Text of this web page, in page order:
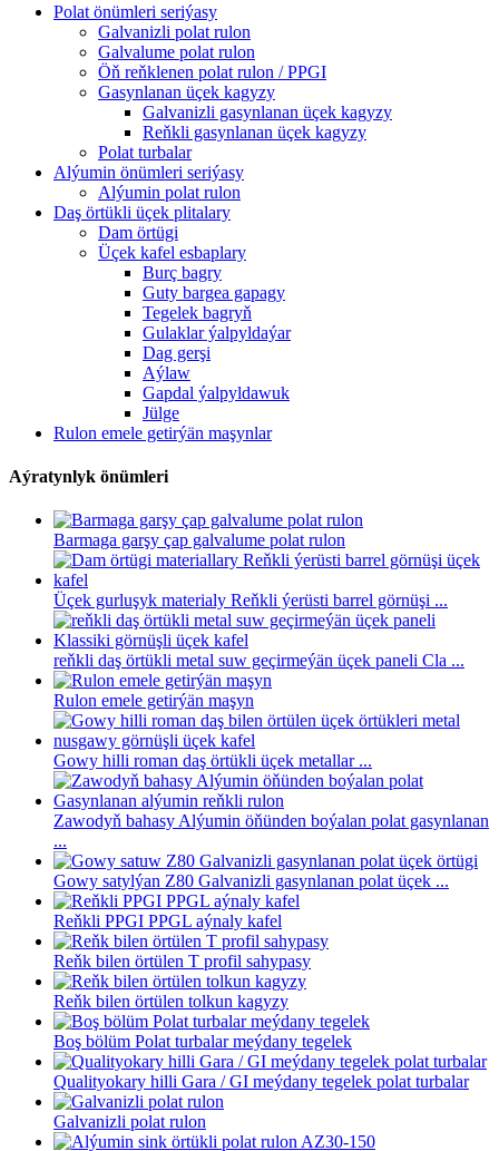
Polat önümleri seriýasy
Galvanizli polat rulon
Galvalume polat rulon
Öň reňklenen polat rulon / PPGI
Gasynlanan üçek kagyzy
Galvanizli gasynlanan üçek kagyzy
Reňkli gasynlanan üçek kagyzy
Polat turbalar
Alýumin önümleri seriýasy
Alýumin polat rulon
Daş örtükli üçek plitalary
Dam örtügi
Üçek kafel esbaplary
Burç bagry
Guty bargea gapagy
Tegelek bagryň
Gulaklar ýalpyldaýar
Dag gerşi
Aýlaw
Gapdal ýalpyldawuk
Jülge
Rulon emele getirýän maşynlar
Aýratynlyk önümleri
Barmaga garşy çap galvalume polat rulon
Üçek gurluşyk materialy Reňkli ýerüsti barrel görnüşi ...
reňkli daş örtükli metal suw geçirmeýän üçek paneli Cla ...
Rulon emele getirýän maşyn
Gowy hilli roman daş örtükli üçek metallar ...
Zawodyň bahasy Alýumin öňünden boýalan polat gasynlanan
...
Gowy satylýan Z80 Galvanizli gasynlanan polat üçek ...
Reňkli PPGI PPGL aýnaly kafel
Reňk bilen örtülen T profil sahypasy
Reňk bilen örtülen tolkun kagyzy
Boş bölüm Polat turbalar meýdany tegelek
Qualityokary hilli Gara / GI meýdany tegelek polat turbalar
Galvanizli polat rulon